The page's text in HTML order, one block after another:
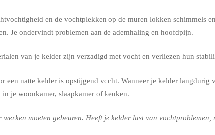
en de vochtplekken op de muren lokken schimmels
Je ondervindt problemen aan de ademhaling en hoofdpijn.
van je kelder zijn verzadigd met vocht en verliezen hun
een natte kelder is opstijgend vocht. Wanneer je kelder
je woonkamer, slaapkamer of keuken.
moeten gebeuren. Heeft je kelder last van